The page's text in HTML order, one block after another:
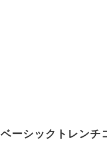
ベーシックトレンチ